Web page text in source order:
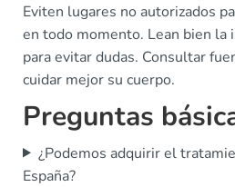
Eviten lugares no autorizados
en todo momento. Lean bien la
para evitar dudas. Consultar
cuidar mejor su cuerpo.
Preguntas
¿Podemos adquirir el
España?